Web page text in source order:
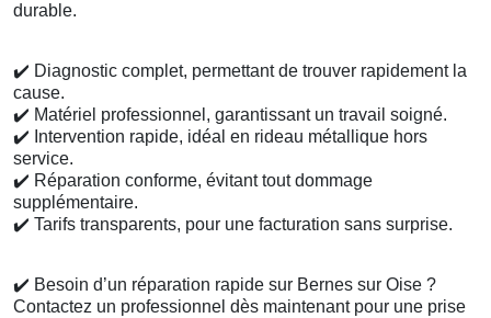
durable.
✔️ Diagnostic complet, permettant de trouver rapidement la
cause.
✔️ Matériel professionnel, garantissant un travail soigné.
✔️ Intervention rapide, idéal en rideau métallique hors
service.
✔️ Réparation conforme, évitant tout dommage
supplémentaire.
✔️ Tarifs transparents, pour une facturation sans surprise.
✔️ Besoin d’un réparation rapide sur Bernes sur Oise ?
Contactez un professionnel dès maintenant pour une prise